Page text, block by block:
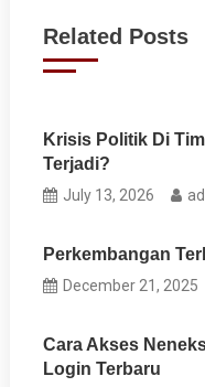
Related Posts
Krisis Politik Di
Terjadi?
July 13, 2026
Perkembangan
December 21, 2025
Cara Akses
Login Terbaru